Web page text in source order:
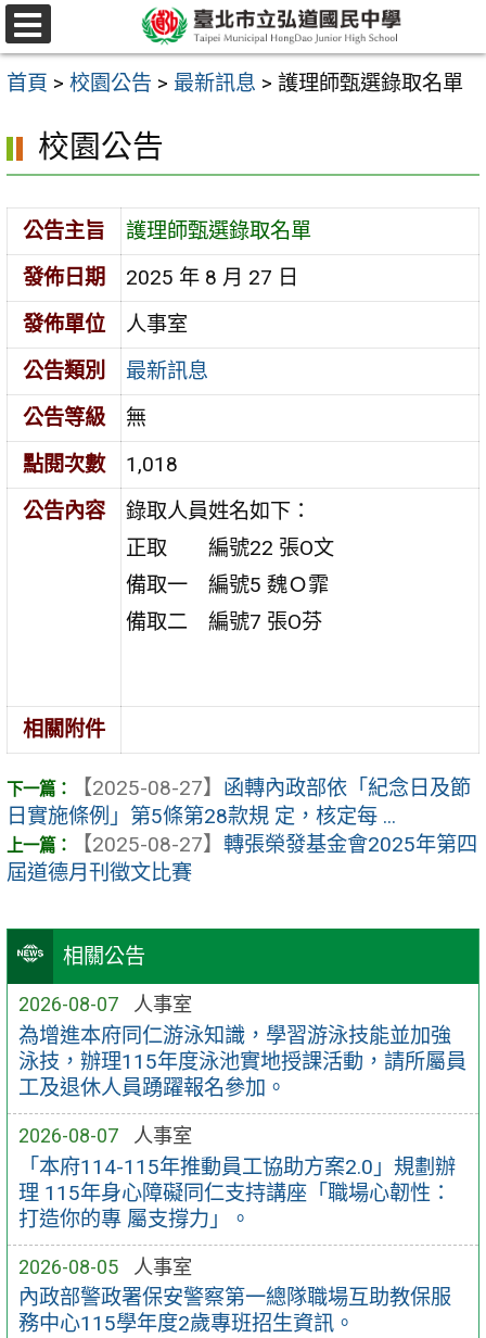
跳
至
主
內
容
選
單
首頁 > 校園公告 > 最新訊息 > 護理師甄選錄取名單
相關公告
2026-08-07 人事室
為增進本府同仁游泳知識，學習游泳技能並加強
泳技，辦理115年度泳池實地授課活動，請所屬員
工及退休人員踴躍報名參加。
2026-08-07 人事室
「本府114-115年推動員工協助方案2.0」規劃辦
理 115年身心障礙同仁支持講座「職場心韌性：
打造你的專 屬支撐力」。
2026-08-05 人事室
內政部警政署保安警察第一總隊職場互助教保服
務中心115學年度2歲專班招生資訊。
校園公告
公告主旨
護理師甄選錄取名單
發佈日期
2025 年 8 月 27 日
發佈單位
人事室
公告類別
最新訊息
公告等級
無
點閱次數
1,018
公告內容
錄取人員姓名如下：
正取 編號22 張O文
備取一 編號5 魏Ｏ霏
備取二 編號7 張O芬
相關附件
【2025-08-27】 函轉內政部依「紀念日及節
日實施條例」第5條第28款規 定，核定每 ...
【2025-08-27】 轉張榮發基金會2025年第四
屆道德月刊徵文比賽